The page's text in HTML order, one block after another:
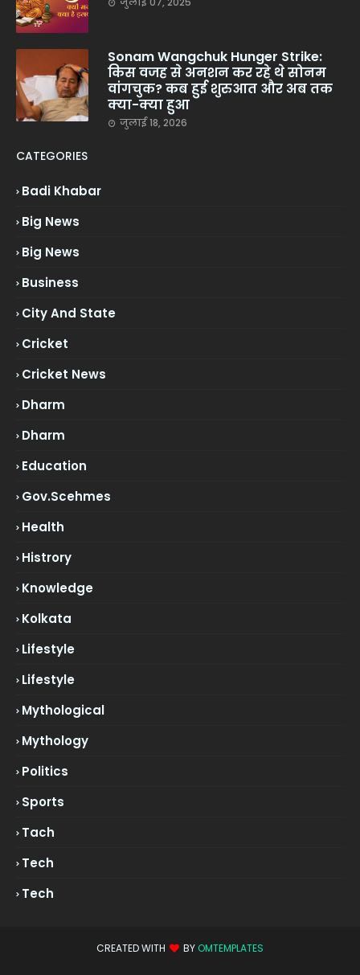
Sonam Wangchuk Hunger Strike:
किस वजह से अनशन कर रहे थे सोनम
वांगचुक? कब हुई शुरुआत और अब तक
क्या-क्या हुआ
जुलाई 18, 2026
CATEGORIES
Badi Khabar
Big News
Big News
Business
City And State
Cricket
Cricket News
Dharm
Dharm
Education
Gov.scehmes
Health
Histrory
Knowledge
Kolkata
Lifestyle
Lifestyle
Mythological
Mythology
Politics
Sports
Tach
Tech
Tech
CREATED WITH BY OMTEMPLATES